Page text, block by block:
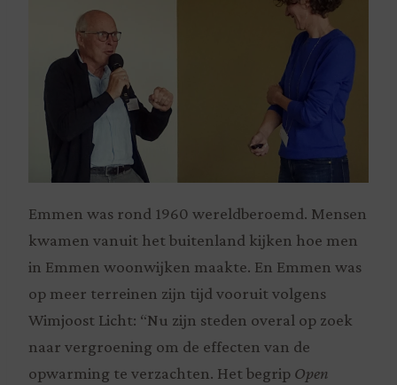
Emmen was rond 1960 wereldberoemd. Mensen
kwamen vanuit het buitenland kijken hoe men
in Emmen woonwijken maakte. En Emmen was
op meer terreinen zijn tijd vooruit volgens
Wimjoost Licht: “Nu zijn steden overal op zoek
naar vergroening om de effecten van de
opwarming te verzachten. Het begrip Open